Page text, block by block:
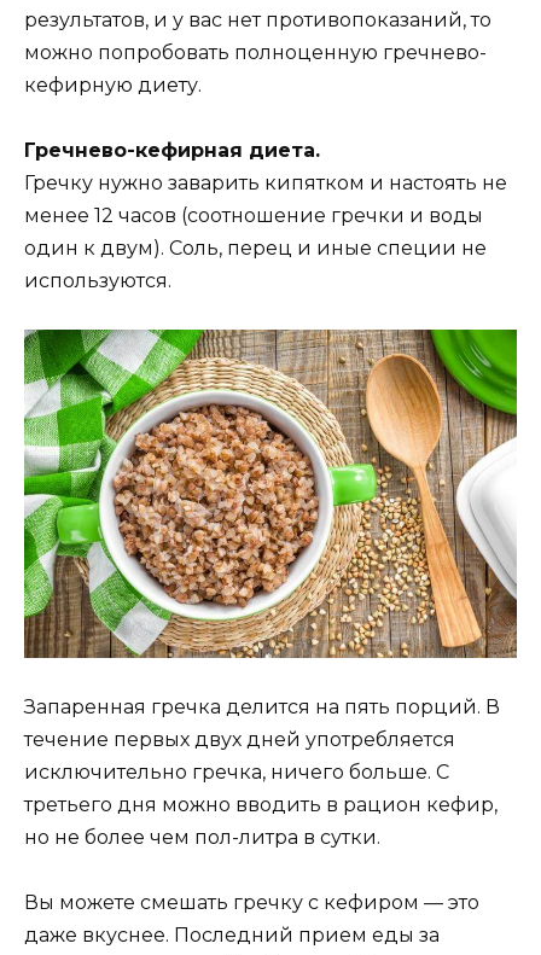
результатов, и у вас нет противопоказаний, то
можно попробовать полноценную гречнево-
кефирную диету.
Гречнево-кефирная диета.
Гречку нужно заварить кипятком и настоять не
менее 12 часов (соотношение гречки и воды
один к двум). Соль, перец и иные специи не
используются.
Запаренная гречка делится на пять порций. В
течение первых двух дней употребляется
исключительно гречка, ничего больше. С
третьего дня можно вводить в рацион кефир,
но не более чем пол-литра в сутки.
Вы можете смешать гречку с кефиром — это
даже вкуснее. Последний прием еды за